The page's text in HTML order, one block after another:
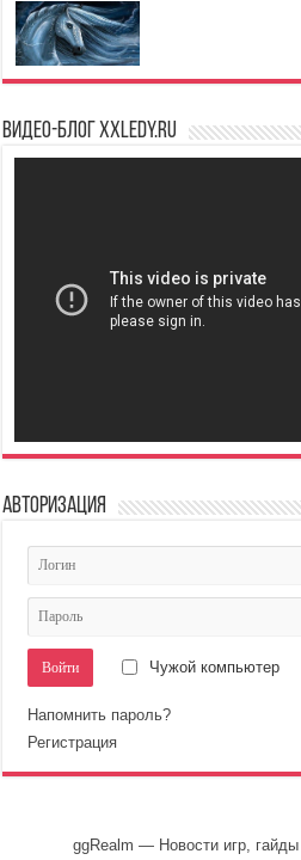
Видео-блог XXLedy.ru
Авторизация
Чужой компьютер
Напомнить пароль?
Регистрация
ggRealm — Новости игр, гайды